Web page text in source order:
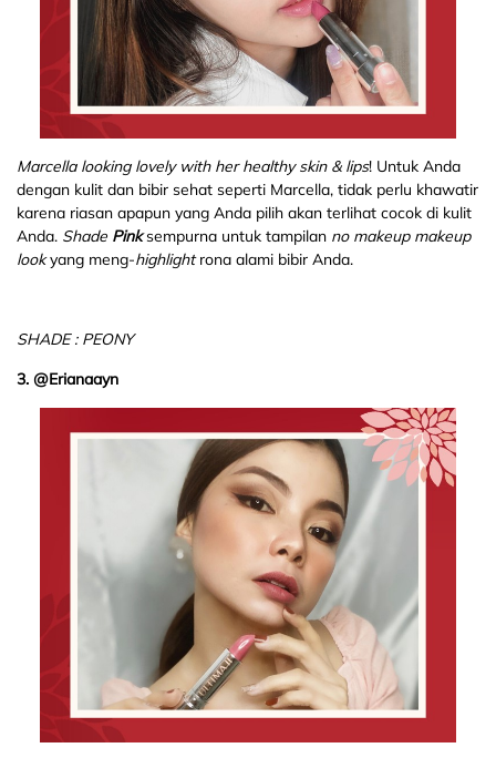
Marcella looking lovely with her healthy skin & lips! Untuk Anda
dengan kulit dan bibir sehat seperti Marcella, tidak perlu khawatir
karena riasan apapun yang Anda pilih akan terlihat cocok di kulit
Anda. Shade Pink sempurna untuk tampilan no makeup makeup
lookyang meng-highlightrona alami bibir Anda.
SHADE : PEONY
3. @Erianaayn